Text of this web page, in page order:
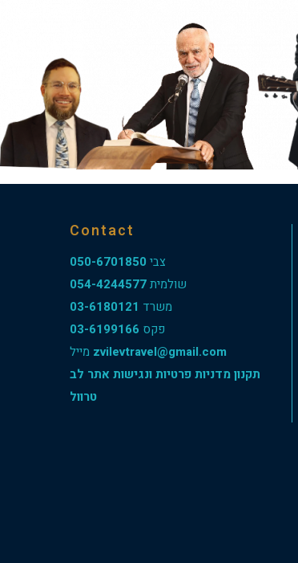
Contact
צבי 050-6701850
שולמית054-4244577
משרד 03-6180121
פקס 03-6199166
zvilevtravel@gmail.com
תקנון מדניות פרטיות ונגישות אתר לב
טרוול